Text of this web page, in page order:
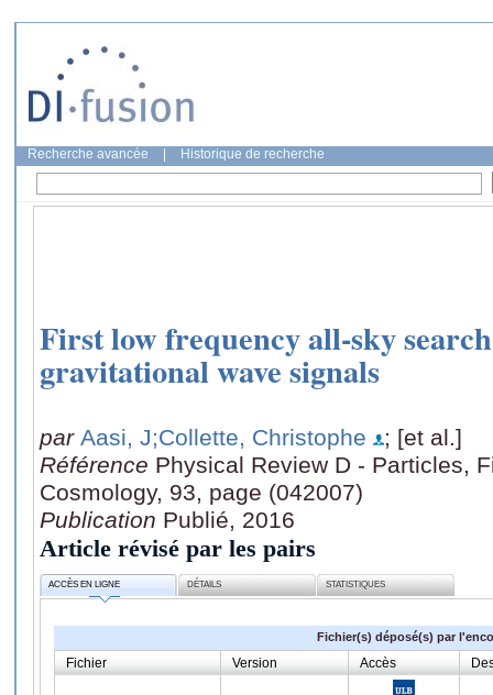
Recherche avancée Historique de recherche
First low frequency all-sky
gravitational wave signals
par Aasi, J;Collette, Christophe
; [et al.]
Référence Physical Review D - Particles,
Cosmology, 93, page (042007)
Publication Publié, 2016
Article révisé par les pairs
ACCÈS EN LIGNE DÉTAILS STATISTIQUES
Fichier(s) déposé(s) par
Fichier Version Accès